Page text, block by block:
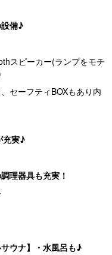
備♪
スピーカー(ランプをモチ
セーフティBOXもあり内
充実♪
理器具も充実！
ウナ】・水風呂も♪